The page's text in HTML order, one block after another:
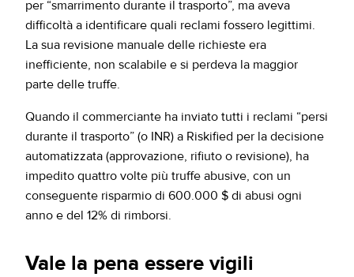
per “smarrimento durante il trasporto”, ma aveva
difficoltà a identificare quali reclami fossero legittimi.
La sua revisione manuale delle richieste era
inefficiente, non scalabile e si perdeva la maggior
parte delle truffe.
Quando il commerciante ha inviato tutti i reclami “persi
durante il trasporto” (o INR) a Riskified per la decisione
automatizzata (approvazione, rifiuto o revisione), ha
impedito quattro volte più truffe abusive, con un
conseguente risparmio di 600.000 $ di abusi ogni
anno e del 12% di rimborsi.
Vale la pena essere vigili